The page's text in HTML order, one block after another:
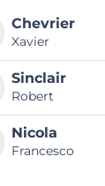
Chevrier
Xavier
Sinclair
Robert
Nicola
Francesco